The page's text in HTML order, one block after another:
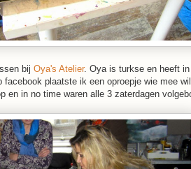
bij Oya's Atelier. Oya is turkse en heeft
plaatste ik een oproepje wie mee
en in no time waren alle 3 zaterdagen